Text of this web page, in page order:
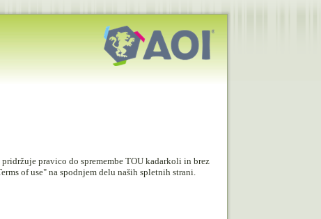
pravico do spremembe TOU kadarkoli in brez
of use" na spodnjem delu naših spletnih strani.